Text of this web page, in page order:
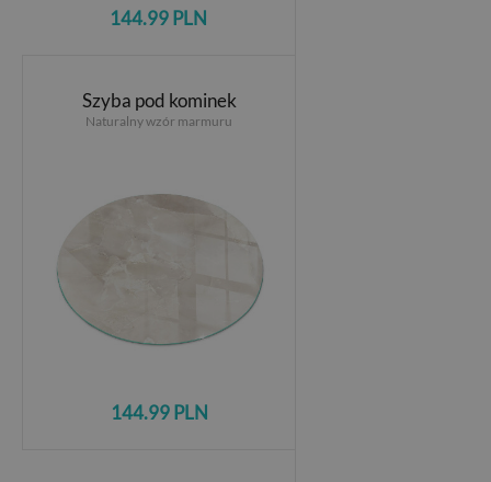
144.99 PLN
Szyba pod kominek
Naturalny wzór marmuru
144.99 PLN